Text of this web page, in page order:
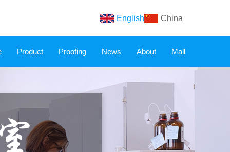
English China
Product Proofing News About Mall